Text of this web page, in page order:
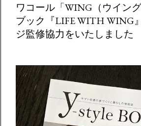
ワコール「WING（ウイン
ブック『LIFE WITH WING
ジ監修協力をいたしました